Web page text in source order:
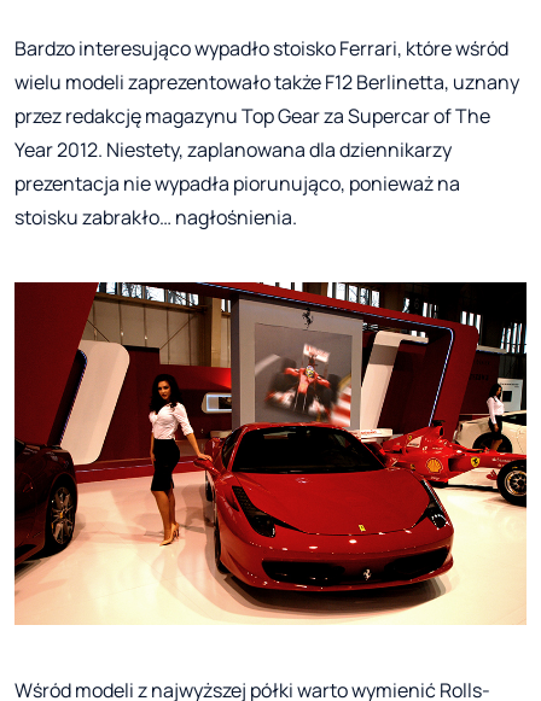
Bardzo interesująco wypadło stoisko Ferrari, które wśród
wielu modeli zaprezentowało także F12 Berlinetta, uznany
przez redakcję magazynu Top Gear za Supercar of The
Year 2012. Niestety, zaplanowana dla dziennikarzy
prezentacja nie wypadła piorunująco, ponieważ na
stoisku zabrakło… nagłośnienia.
Wśród modeli z najwyższej półki warto wymienić Rolls-